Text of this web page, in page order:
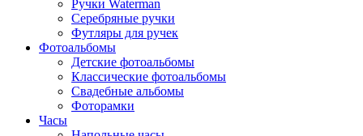
Ручки Waterman
Серебряные ручки
Футляры для ручек
Фотоальбомы
Детские фотоальбомы
Классические фотоальбомы
Свадебные альбомы
Фоторамки
Часы